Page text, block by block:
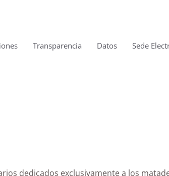
Transparencia Datos Sede
dedicados exclusivamente a los